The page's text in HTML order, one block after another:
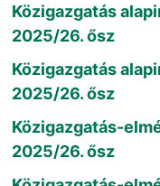
Közigazgatás
2025/26. ősz
Közigazgatás
2025/26. ősz
Közigazgatás-
2025/26. ősz